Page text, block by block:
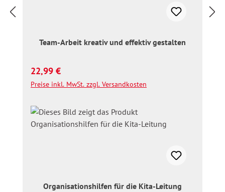
Team-Arbeit kreativ und effektiv gestalten
Regulärer Preis:
22,99 €
Preise inkl. MwSt. zzgl. Versandkosten
Organisationshilfen für die Kita-Leitung